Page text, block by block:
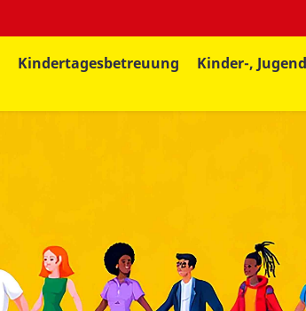
Kindertagesbetreuung Kinder-,